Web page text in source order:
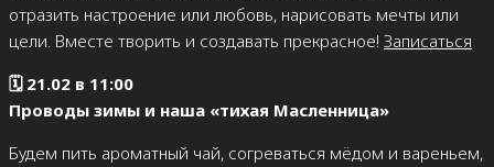
отразить настроение или любовь, нарисовать мечты или
цели. Вместе творить и создавать прекрасное! Записаться
🗓 21.02 в 11:00
Проводы зимы и наша «тихая Масленница»
Будем пить ароматный чай, согреваться мёдом и вареньем,